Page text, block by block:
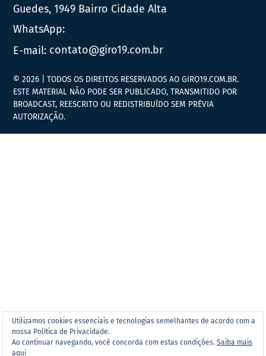
Guedes, 1949 Bairro Cidade Alta
WhatsApp:
E-mail: contato@giro19.com.br
Utilizamos cookies essenciais e tecnologias semelhantes de acordo com a
nossa Política de Privacidade.
Ao continuar navegando, você concorda com estas condições.Saiba mais
aqui
© 2026 | TODOS OS DIREITOS RESERVADOS AO GIRO19.COM.BR.
ESTE MATERIAL NÃO PODE SER PUBLICADO, TRANSMITIDO POR
BROADCAST, REESCRITO OU REDISTRIBUÍDO SEM PRÉVIA
AUTORIZAÇÃO.